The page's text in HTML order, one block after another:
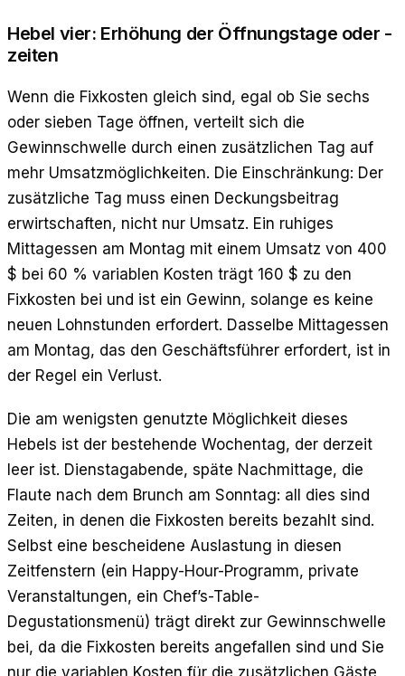
Hebel vier: Erhöhung der Öffnungstage oder -
zeiten
Wenn die Fixkosten gleich sind, egal ob Sie sechs
oder sieben Tage öffnen, verteilt sich die
Gewinnschwelle durch einen zusätzlichen Tag auf
mehr Umsatzmöglichkeiten. Die Einschränkung: Der
zusätzliche Tag muss einen Deckungsbeitrag
erwirtschaften, nicht nur Umsatz. Ein ruhiges
Mittagessen am Montag mit einem Umsatz von 400
$ bei 60 % variablen Kosten trägt 160 $ zu den
Fixkosten bei und ist ein Gewinn, solange es keine
neuen Lohnstunden erfordert. Dasselbe Mittagessen
am Montag, das den Geschäftsführer erfordert, ist in
der Regel ein Verlust.
Die am wenigsten genutzte Möglichkeit dieses
Hebels ist der bestehende Wochentag, der derzeit
leer ist. Dienstagabende, späte Nachmittage, die
Flaute nach dem Brunch am Sonntag: all dies sind
Zeiten, in denen die Fixkosten bereits bezahlt sind.
Selbst eine bescheidene Auslastung in diesen
Zeitfenstern (ein Happy-Hour-Programm, private
Veranstaltungen, ein Chef’s-Table-
Degustationsmenü) trägt direkt zur Gewinnschwelle
bei, da die Fixkosten bereits angefallen sind und Sie